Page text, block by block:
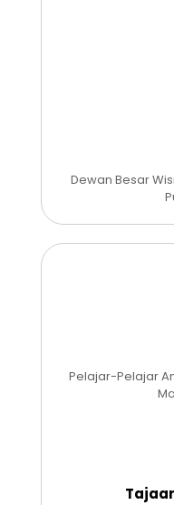
Dewan Besar
Pelajar-Pelajar